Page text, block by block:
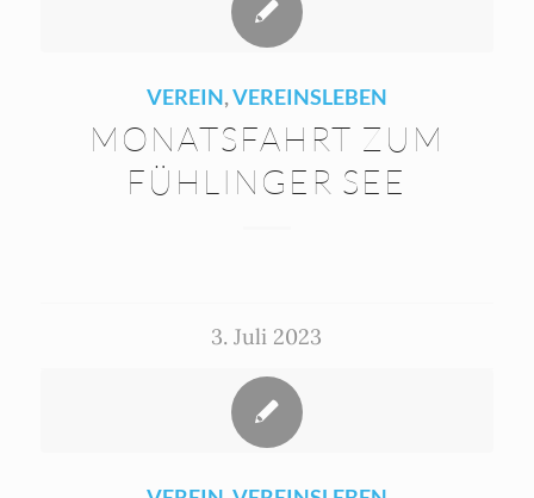
VEREIN,VEREINSLEBEN
MONATSFAHRT ZUM
FÜHLINGER SEE
3. Juli 2023